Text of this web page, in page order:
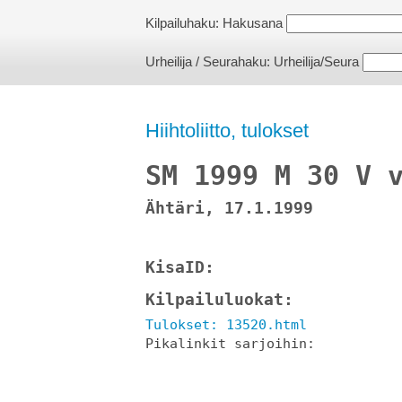
Kilpailuhaku: Hakusana
Urheilija / Seurahaku: Urheilija/Seura
Hiihtoliitto, tulokset
SM 1999 M 30
Ähtäri, 17.1.1999
KisaID:
Kilpailuluokat:
Tulokset: 13520.html
Pikalinkit sarjoihin: